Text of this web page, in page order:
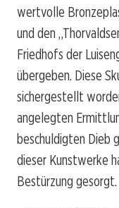
wertvolle
und den
Friedhofs der
übergeben. Diese
sichergestellt
angelegten
beschuldigten Dieb
dieser Kunstwerke
Bestürzung gesorgt.